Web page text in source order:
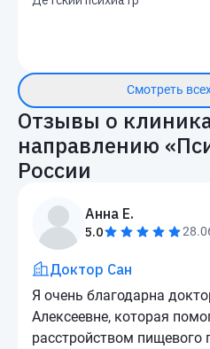
Смотреть
Отзывы о
направлению «
России
Анна Е.
5.0
Доктор Сан
Я очень благодарна
Алексеевне, которая
расстройством пищевого